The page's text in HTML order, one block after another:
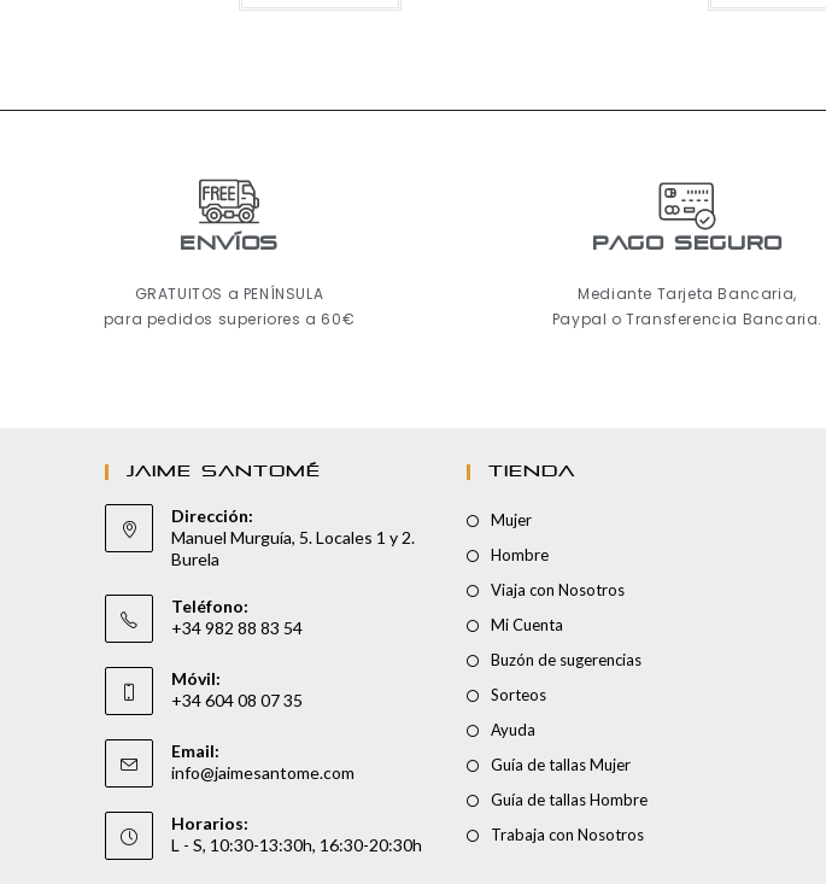
ENVÍOS
GRATUITOS a PENÍNSULA
para pedidos superiores a 60€
pago seguro
Mediante Tarjeta Bancaria,
Paypal o Transferencia Bancaria.
JAIME SANTOMÉ
Dirección:
Manuel Murguía, 5. Locales 1 y 2.
Burela
Teléfono:
+34 982 88 83 54
Móvil:
+34 604 08 07 35
Email:
info@jaimesantome.com
Horarios:
L - S, 10:30-13:30h, 16:30-20:30h
TIENDA
Mujer
Hombre
Viaja con Nosotros
Mi Cuenta
Buzón de sugerencias
Sorteos
Ayuda
Guía de tallas Mujer
Guía de tallas Hombre
Trabaja con Nosotros